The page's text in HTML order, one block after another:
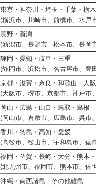
東京・神奈川・埼玉・千葉・栃
(横浜市、川崎市、前橋市、水戸
長野・新潟
(新潟市、長野市、松本市、長岡
静岡・愛知・岐阜・三重
(静岡市、浜松市、名古屋市、豊
京都・滋賀・奈良・和歌山・大
(大阪市、堺市、京都市、神戸市
岡山・広島・山口・鳥取・島根
(岡山市、倉敷市、広島市、呉市
香川・徳島・高知・愛媛
(高松市、松山市、宇和島市、徳
福岡・佐賀・長崎・大分・熊本
(北九州市、福岡市、熊本市、佐
沖縄・南西諸島・その他離島